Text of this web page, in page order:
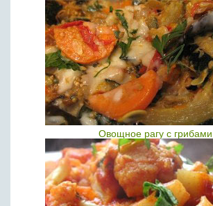
Овощное рагу с грибами